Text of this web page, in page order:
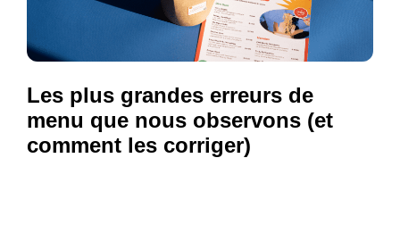
Les plus grandes erreurs de
menu que nous observons (et
comment les corriger)